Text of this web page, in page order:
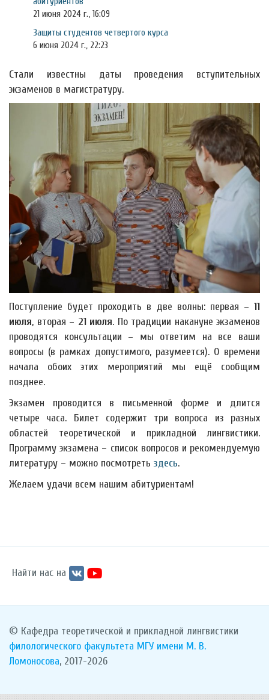
21 июня 2024 г., 16:09
Защиты студентов четвертого курса
6 июня 2024 г., 22:23
Стали известны даты проведения вступительных
экзаменов в магистратуру.
Поступление будет проходить в две волны: первая – 11
июля, вторая – 21 июля. По традиции накануне экзаменов
проводятся консультации – мы ответим на все ваши
вопросы (в рамках допустимого, разумеется). О времени
начала обоих этих мероприятий мы ещё сообщим
позднее.
Экзамен проводится в письменной форме и длится
четыре часа. Билет содержит три вопроса из разных
областей теоретической и прикладной лингвистики.
Программу экзамена – список вопросов и рекомендуемую
литературу – можно посмотретьздесь.
Желаем удачи всем нашим абитуриентам!
Найти нас на
© Кафедра теоретической и прикладной лингвистики
филологического факультета МГУ имени М. В.
Ломоносова, 2017-2026